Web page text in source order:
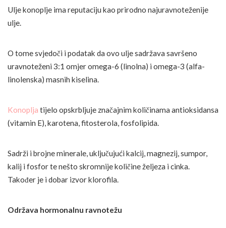
Ulje konoplje ima reputaciju kao prirodno najuravnoteženije
ulje.
O tome svjedoči i podatak da ovo ulje sadržava savršeno
uravnoteženi 3:1 omjer omega-6 (linolna) i omega-3 (alfa-
linolenska) masnih kiselina.
Konoplja tijelo opskrbljuje značajnim količinama antioksidansa
(vitamin E), karotena, fitosterola, fosfolipida.
Sadrži i brojne minerale, uključujući kalcij, magnezij, sumpor,
kalij i fosfor te nešto skromnije količine željeza i cinka.
Također je i dobar izvor klorofila.
Održava hormonalnu ravnotežu